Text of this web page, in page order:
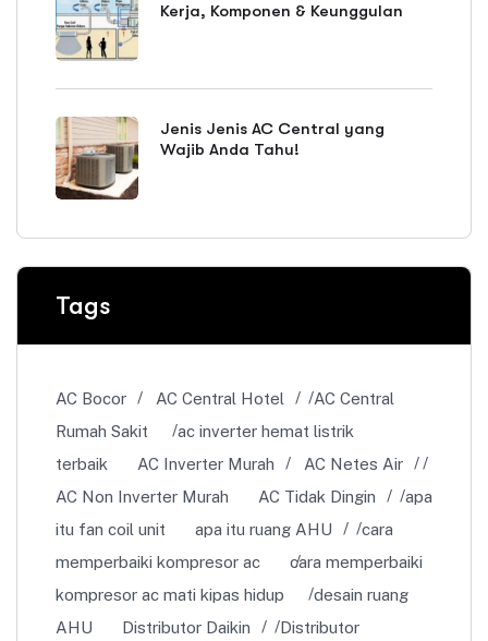
Kerja, Komponen & Keunggulan
Jenis Jenis AC Central yang
Wajib Anda Tahu!
Tags
AC Bocor AC Central Hotel
AC Central
Rumah Sakit
ac inverter hemat listrik
terbaik
AC Inverter Murah
AC Netes Air
AC Non Inverter Murah
AC Tidak Dingin
apa
itu fan coil unit
apa itu ruang AHU
cara
memperbaiki kompresor ac
cara memperbaiki
kompresor ac mati kipas hidup
desain ruang
AHU
Distributor Daikin
Distributor